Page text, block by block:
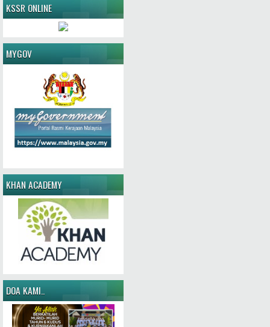
KSSR ONLINE
MYGOV
KHAN ACADEMY
DOA KAMI..